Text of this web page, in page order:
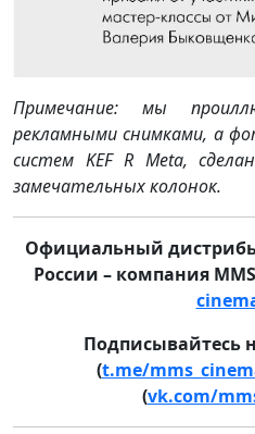
Примечание: мы
рекламными снимками, а
систем KEF R Meta,
замечательных колонок.
Официальный
России – компания
Подписывайтесь
(t.me/
(vk.com/